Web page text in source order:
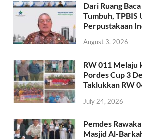
Dari Ruang
Tumbuh, TPBIS
Perpustakaan
August 3, 2026
RW 011 Melaju
Pordes Cup 3
Taklukkan RW
July 24, 2026
Pemdes
Masjid Al-